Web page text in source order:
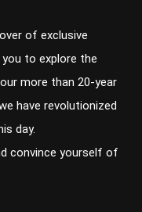
of exclusive
to explore the
more than 20-year
have revolutionized
day.
convince yourself of